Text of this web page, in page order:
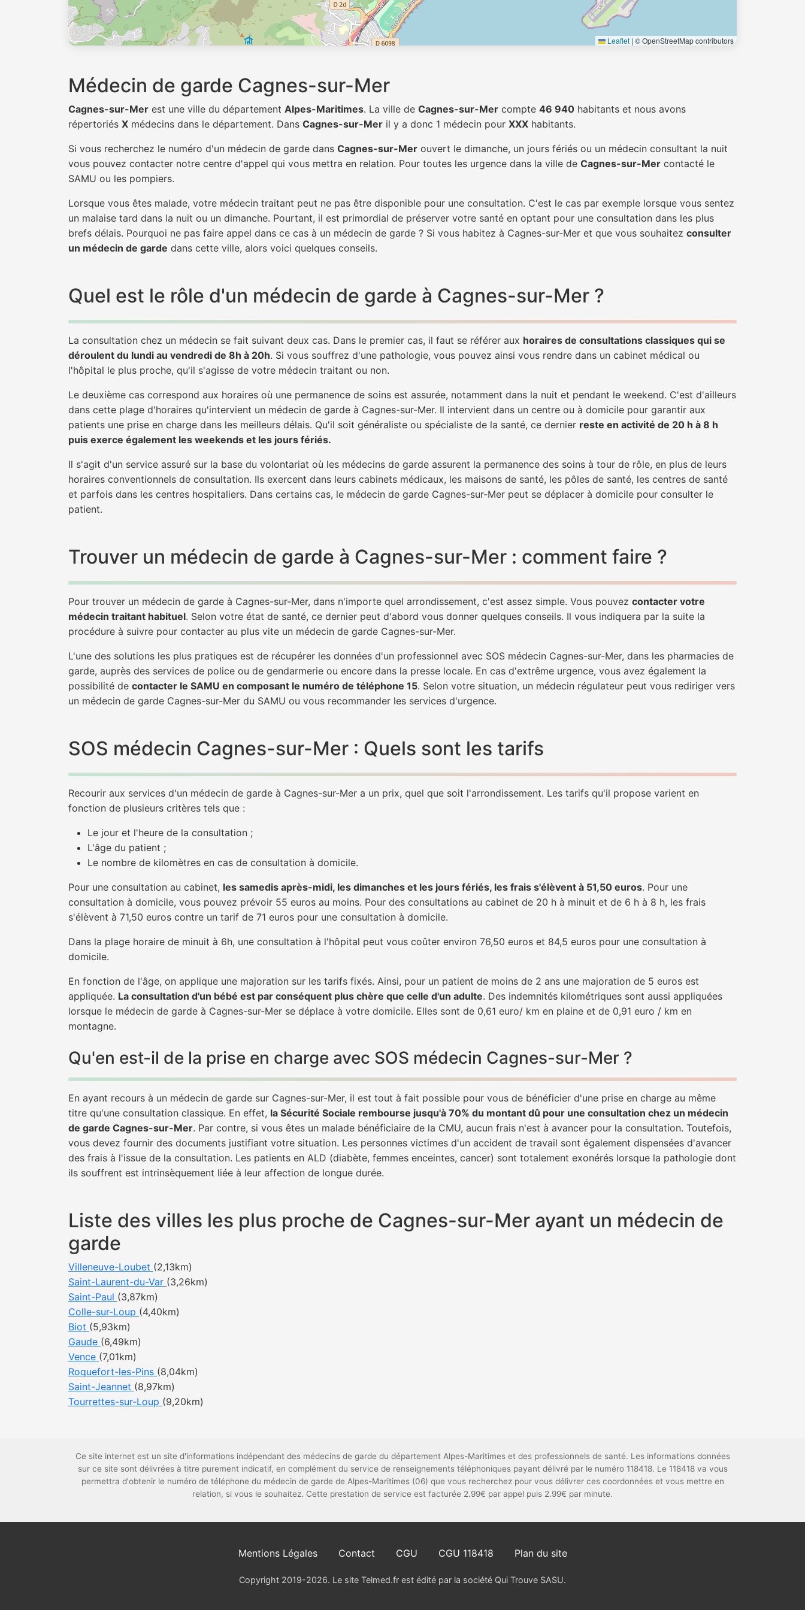
Leaflet | © OpenStreetMap contributors
Médecin de garde Cagnes-sur-Mer
Cagnes-sur-Mer est une ville du département Alpes-Maritimes. La ville de Cagnes-sur-Mer compte 46 940 habitants et nous avons
répertoriés X médecins dans le département. Dans Cagnes-sur-Mer il y a donc 1 médecin pour XXX habitants.
Si vous recherchez le numéro d'un médecin de garde dans Cagnes-sur-Mer ouvert le dimanche, un jours fériés ou un médecin consultant la nuit
vous pouvez contacter notre centre d'appel qui vous mettra en relation. Pour toutes les urgence dans la ville de Cagnes-sur-Mer contacté le
SAMU ou les pompiers.
Lorsque vous êtes malade, votre médecin traitant peut ne pas être disponible pour une consultation. C'est le cas par exemple lorsque vous sentez
un malaise tard dans la nuit ou un dimanche. Pourtant, il est primordial de préserver votre santé en optant pour une consultation dans les plus
brefs délais. Pourquoi ne pas faire appel dans ce cas à un médecin de garde ? Si vous habitez à Cagnes-sur-Mer et que vous souhaitez consulter
un médecin de garde dans cette ville, alors voici quelques conseils.
Quel est le rôle d'un médecin de garde à Cagnes-sur-Mer ?
La consultation chez un médecin se fait suivant deux cas. Dans le premier cas, il faut se référer aux horaires de consultations classiques qui se
déroulent du lundi au vendredi de 8h à 20h. Si vous souffrez d'une pathologie, vous pouvez ainsi vous rendre dans un cabinet médical ou
l'hôpital le plus proche, qu'il s'agisse de votre médecin traitant ou non.
Le deuxième cas correspond aux horaires où une permanence de soins est assurée, notamment dans la nuit et pendant le weekend. C'est d'ailleurs
dans cette plage d'horaires qu'intervient un médecin de garde à Cagnes-sur-Mer. Il intervient dans un centre ou à domicile pour garantir aux
patients une prise en charge dans les meilleurs délais. Qu'il soit généraliste ou spécialiste de la santé, ce dernier reste en activité de 20 h à 8 h
puis exerce également les weekends et les jours fériés.
Il s'agit d'un service assuré sur la base du volontariat où les médecins de garde assurent la permanence des soins à tour de rôle, en plus de leurs
horaires conventionnels de consultation. Ils exercent dans leurs cabinets médicaux, les maisons de santé, les pôles de santé, les centres de santé
et parfois dans les centres hospitaliers. Dans certains cas, le médecin de garde Cagnes-sur-Mer peut se déplacer à domicile pour consulter le
patient.
Trouver un médecin de garde à Cagnes-sur-Mer : comment faire ?
Pour trouver un médecin de garde à Cagnes-sur-Mer, dans n'importe quel arrondissement, c'est assez simple. Vous pouvez contacter votre
médecin traitant habituel. Selon votre état de santé, ce dernier peut d'abord vous donner quelques conseils. Il vous indiquera par la suite la
procédure à suivre pour contacter au plus vite un médecin de garde Cagnes-sur-Mer.
L'une des solutions les plus pratiques est de récupérer les données d'un professionnel avec SOS médecin Cagnes-sur-Mer, dans les pharmacies de
garde, auprès des services de police ou de gendarmerie ou encore dans la presse locale. En cas d'extrême urgence, vous avez également la
possibilité de contacter le SAMU en composant le numéro de téléphone 15. Selon votre situation, un médecin régulateur peut vous rediriger vers
un médecin de garde Cagnes-sur-Mer du SAMU ou vous recommander les services d'urgence.
SOS médecin Cagnes-sur-Mer : Quels sont les tarifs
Recourir aux services d'un médecin de garde à Cagnes-sur-Mer a un prix, quel que soit l'arrondissement. Les tarifs qu'il propose varient en
fonction de plusieurs critères tels que :
Le jour et l'heure de la consultation ;
L'âge du patient ;
Le nombre de kilomètres en cas de consultation à domicile.
Pour une consultation au cabinet, les samedis après-midi, les dimanches et les jours fériés, les frais s'élèvent à 51,50 euros. Pour une
consultation à domicile, vous pouvez prévoir 55 euros au moins. Pour des consultations au cabinet de 20 h à minuit et de 6 h à 8 h, les frais
s'élèvent à 71,50 euros contre un tarif de 71 euros pour une consultation à domicile.
Dans la plage horaire de minuit à 6h, une consultation à l'hôpital peut vous coûter environ 76,50 euros et 84,5 euros pour une consultation à
domicile.
En fonction de l'âge, on applique une majoration sur les tarifs fixés. Ainsi, pour un patient de moins de 2 ans une majoration de 5 euros est
appliquée. La consultation d'un bébé est par conséquent plus chère que celle d'un adulte. Des indemnités kilométriques sont aussi appliquées
lorsque le médecin de garde à Cagnes-sur-Mer se déplace à votre domicile. Elles sont de 0,61 euro/ km en plaine et de 0,91 euro / km en
montagne.
Qu'en est-il de la prise en charge avec SOS médecin Cagnes-sur-Mer ?
En ayant recours à un médecin de garde sur Cagnes-sur-Mer, il est tout à fait possible pour vous de bénéficier d'une prise en charge au même
titre qu'une consultation classique. En effet, la Sécurité Sociale rembourse jusqu'à 70% du montant dû pour une consultation chez un médecin
de garde Cagnes-sur-Mer. Par contre, si vous êtes un malade bénéficiaire de la CMU, aucun frais n'est à avancer pour la consultation. Toutefois,
vous devez fournir des documents justifiant votre situation. Les personnes victimes d'un accident de travail sont également dispensées d'avancer
des frais à l'issue de la consultation. Les patients en ALD (diabète, femmes enceintes, cancer) sont totalement exonérés lorsque la pathologie dont
ils souffrent est intrinsèquement liée à leur affection de longue durée.
Liste des villes les plus proche de Cagnes-sur-Mer ayant un médecin de
garde
Villeneuve-Loubet (2,13km)
Saint-Laurent-du-Var (3,26km)
Saint-Paul (3,87km)
Colle-sur-Loup (4,40km)
Biot (5,93km)
Gaude (6,49km)
Vence (7,01km)
Roquefort-les-Pins (8,04km)
Saint-Jeannet (8,97km)
Tourrettes-sur-Loup (9,20km)
Ce site internet est un site d'informations indépendant des médecins de garde du département Alpes-Maritimes et des professionnels de santé. Les informations données
sur ce site sont délivrées à titre purement indicatif, en complément du service de renseignements téléphoniques payant délivré par le numéro 118418. Le 118418 va vous
permettra d'obtenir le numéro de téléphone du médecin de garde de Alpes-Maritimes (06) que vous recherchez pour vous délivrer ces coordonnées et vous mettre en
relation, si vous le souhaitez. Cette prestation de service est facturée 2.99€ par appel puis 2.99€ par minute.
Mentions Légales Contact CGU CGU 118418 Plan du site
Copyright 2019-2026. Le site Telmed.fr est édité par la société Qui Trouve SASU.